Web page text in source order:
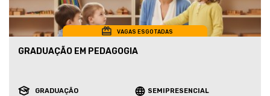
VAGAS ESGOTADAS
GRADUAÇÃO EM PEDAGOGIA
GRADUAÇÃO SEMIPRESENCIAL